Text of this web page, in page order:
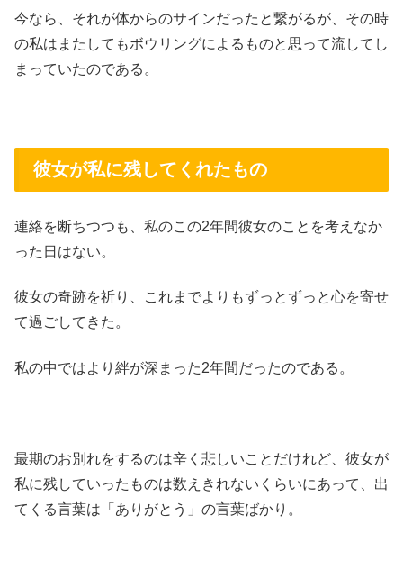
今なら、それが体からのサインだったと繋がるが、その時
の私はまたしてもボウリングによるものと思って流してし
まっていたのである。
彼女が私に残してくれたもの
連絡を断ちつつも、私のこの2年間彼女のことを考えなか
った日はない。
彼女の奇跡を祈り、これまでよりもずっとずっと心を寄せ
て過ごしてきた。
私の中ではより絆が深まった2年間だったのである。
最期のお別れをするのは辛く悲しいことだけれど、彼女が
私に残していったものは数えきれないくらいにあって、出
てくる言葉は「ありがとう」の言葉ばかり。